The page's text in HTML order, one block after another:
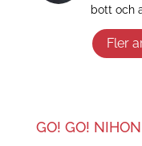
bott och
Fler
GO! GO! NIHON